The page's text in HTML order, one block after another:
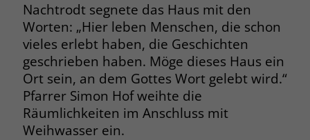
Nachtrodt segnete das Haus mit den
Worten: „Hier leben Menschen, die schon
vieles erlebt haben, die Geschichten
geschrieben haben. Möge dieses Haus ein
Ort sein, an dem Gottes Wort gelebt wird.“
Pfarrer Simon Hof weihte die
Räumlichkeiten im Anschluss mit
Weihwasser ein.
Zweck
zum Cookie Opt-In
Name __cf_bm
Anbieter .fonts.net
Laufzeit 30 Minuten
Sitzungsaufzeichnung
zusammenzufassen.
Name _gcl_au
Anbieter Google Ads
Laufzeit 90 Tage